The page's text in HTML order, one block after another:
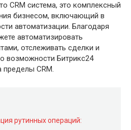
CRM система, это комплексный
бизнесом, включающий в
автоматизации. Благодаря
автоматизировать
отслеживать сделки и
возможности Битрикс24
пределы CRM.
рутинных операций: